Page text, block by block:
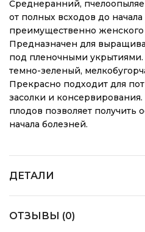
Среднеранний,
от полных всходов до
преимущественно женского
Предназначен для
под пленочными
темно-зеленый,
Прекрасно подходит для
засолки и
плодов позволяет получить
начала болезней.
ДЕТАЛИ
ОТЗЫВЫ (0)